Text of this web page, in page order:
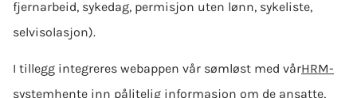
fjernarbeid, sykedag, permisjon uten lønn, sykeliste,
selvisolasjon).
I tillegg integreres webappen vår sømløst med vårHRM-
systemhente inn pålitelig informasjon om de ansatte,